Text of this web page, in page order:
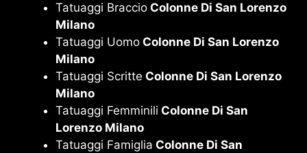
Tatuaggi Braccio Colonne Di San Lorenzo
Milano
Tatuaggi Uomo Colonne Di San Lorenzo
Milano
Tatuaggi Scritte Colonne Di San Lorenzo
Milano
Tatuaggi Femminili Colonne Di San
Lorenzo Milano
Tatuaggi Famiglia Colonne Di San